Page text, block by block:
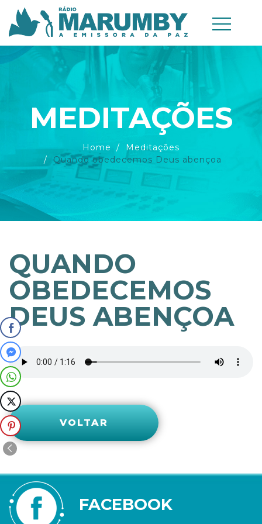
MEDITAÇÕES
Home
Meditações
Quando obedecemos Deus abençoa
QUANDO
OBEDECEMOS
DEUS ABENÇOA
VOLTAR
FACEBOOK